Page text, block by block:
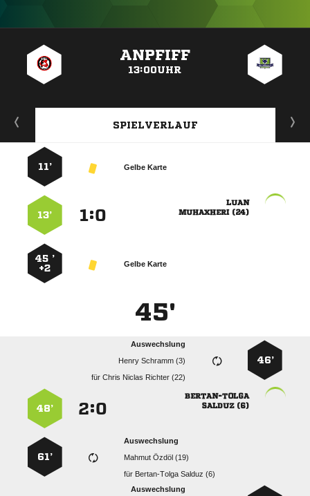
ANPFIFF
13:00UHR
SPIELVERLAUF
Gelbe Karte
11’

 
:
13’
Gelbe Karte
45 ’
+2
45'
46’
Auswechslung
  
für   

 
:
48’
Auswechslung
  
für   
61’
Auswechslung